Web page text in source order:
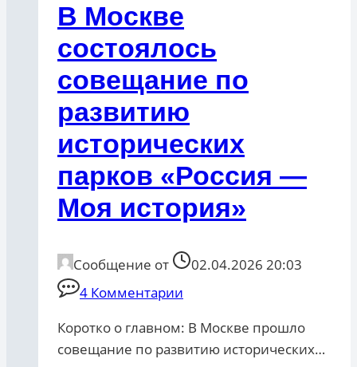
В Москве
состоялось
совещание по
развитию
исторических
парков «Россия —
Моя история»
Сообщение от
02.04.2026 20:03
4 Комментарии
Коротко о главном: В Москве прошло
совещание по развитию исторических…